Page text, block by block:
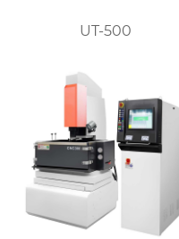
UT-500